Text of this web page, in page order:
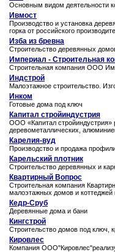
Основным видом деятельности
Ивмост
Производство и установка
горка от российского
Изба из бревна
Строительство деревянных
Империал - Строительная
Строительная компания ООО
Индстрой
Малоэтажное строительство.
Инком
Готовые дома под ключ
Капитал стройиндустрия
ООО «Капитал cтройиндустрия»
деревометаллических,
Карелия-вуд
Производство и продажа
Карельский плотник
Строительство деревянных и
Квартирный Вопрос
Строительная компания
малоэтажных домов и коттеджей
Кедр-Сруб
Деревянные дома и бани
Кингстрой
Строительство домов под ключ,
Кировлес
Компания